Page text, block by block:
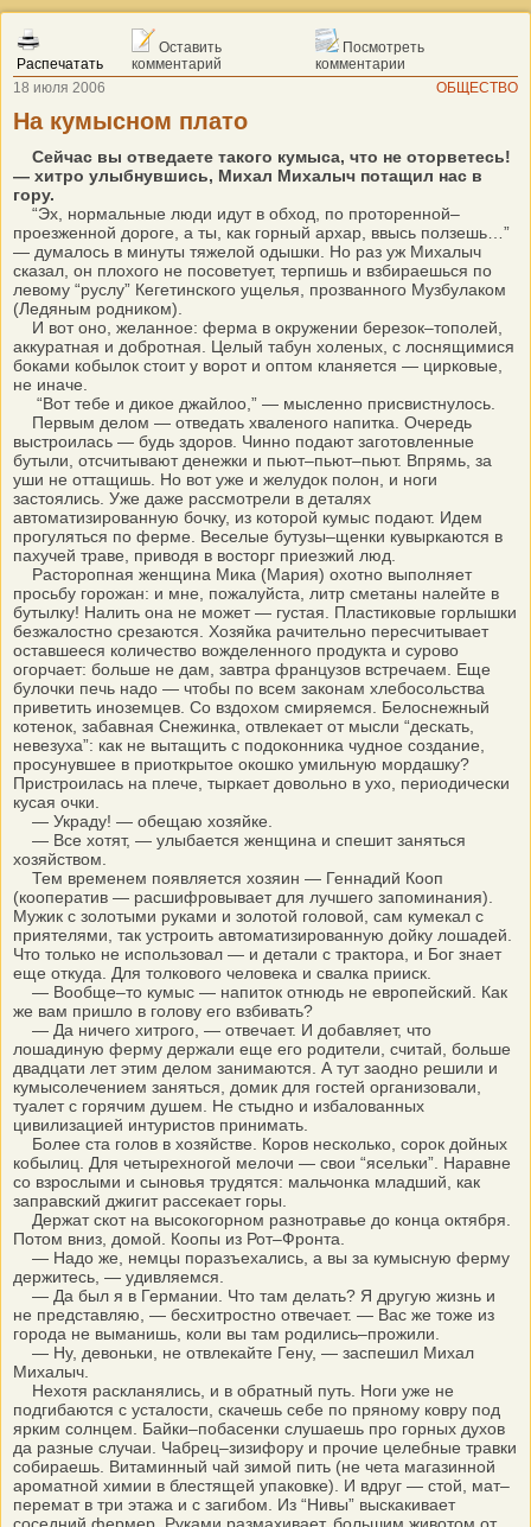
Распечатать
Оставить
комментарий
Посмотреть
комментарии
18 июля 2006
ОБЩЕСТВО
На кумысном плато
Сейчас вы отведаете такого кумыса, что не оторветесь!
— хитро улыбнувшись, Михал Михалыч потащил нас в
гору.
“Эх, нормальные люди идут в обход, по проторенной–
проезженной дороге, а ты, как горный архар, ввысь ползешь…”
— думалось в минуты тяжелой одышки. Но раз уж Михалыч
сказал, он плохого не посоветует, терпишь и взбираешься по
левому “руслу” Кегетинского ущелья, прозванного Музбулаком
(Ледяным родником).
И вот оно, желанное: ферма в окружении березок–тополей,
аккуратная и добротная. Целый табун холеных, с лоснящимися
боками кобылок стоит у ворот и оптом кланяется — цирковые,
не иначе.
“Вот тебе и дикое джайлоо,” — мысленно присвистнулось.
Первым делом — отведать хваленого напитка. Очередь
выстроилась — будь здоров. Чинно подают заготовленные
бутыли, отсчитывают денежки и пьют–пьют–пьют. Впрямь, за
уши не оттащишь. Но вот уже и желудок полон, и ноги
застоялись. Уже даже рассмотрели в деталях
автоматизированную бочку, из которой кумыс подают. Идем
прогуляться по ферме. Веселые бутузы–щенки кувыркаются в
пахучей траве, приводя в восторг приезжий люд.
Расторопная женщина Мика (Мария) охотно выполняет
просьбу горожан: и мне, пожалуйста, литр сметаны налейте в
бутылку! Налить она не может — густая. Пластиковые горлышки
безжалостно срезаются. Хозяйка рачительно пересчитывает
оставшееся количество вожделенного продукта и сурово
огорчает: больше не дам, завтра французов встречаем. Еще
булочки печь надо — чтобы по всем законам хлебосольства
приветить иноземцев. Со вздохом смиряемся. Белоснежный
котенок, забавная Снежинка, отвлекает от мысли “дескать,
невезуха”: как не вытащить с подоконника чудное создание,
просунувшее в приоткрытое окошко умильную мордашку?
Пристроилась на плече, тыркает довольно в ухо, периодически
кусая очки.
— Украду! — обещаю хозяйке.
— Все хотят, — улыбается женщина и спешит заняться
хозяйством.
Тем временем появляется хозяин — Геннадий Кооп
(кооператив — расшифровывает для лучшего запоминания).
Мужик с золотыми руками и золотой головой, сам кумекал с
приятелями, так устроить автоматизированную дойку лошадей.
Что только не использовал — и детали с трактора, и Бог знает
еще откуда. Для толкового человека и свалка прииск.
— Вообще–то кумыс — напиток отнюдь не европейский. Как
же вам пришло в голову его взбивать?
— Да ничего хитрого, — отвечает. И добавляет, что
лошадиную ферму держали еще его родители, считай, больше
двадцати лет этим делом занимаются. А тут заодно решили и
кумысолечением заняться, домик для гостей организовали,
туалет с горячим душем. Не стыдно и избалованных
цивилизацией интуристов принимать.
Более ста голов в хозяйстве. Коров несколько, сорок дойных
кобылиц. Для четырехногой мелочи — свои “ясельки”. Наравне
со взрослыми и сыновья трудятся: мальчонка младший, как
заправский джигит рассекает горы.
Держат скот на высокогорном разнотравье до конца октября.
Потом вниз, домой. Коопы из Рот–Фронта.
— Надо же, немцы поразъехались, а вы за кумысную ферму
держитесь, — удивляемся.
— Да был я в Германии. Что там делать? Я другую жизнь и
не представляю, — бесхитростно отвечает. — Вас же тоже из
города не выманишь, коли вы там родились–прожили.
— Ну, девоньки, не отвлекайте Гену, — заспешил Михал
Михалыч.
Нехотя раскланялись, и в обратный путь. Ноги уже не
подгибаются с усталости, скачешь себе по пряному ковру под
ярким солнцем. Байки–побасенки слушаешь про горных духов
да разные случаи. Чабрец–зизифору и прочие целебные травки
собираешь. Витаминный чай зимой пить (не чета магазинной
ароматной химии в блестящей упаковке). И вдруг — стой, мат–
перемат в три этажа и с загибом. Из “Нивы” выскакивает